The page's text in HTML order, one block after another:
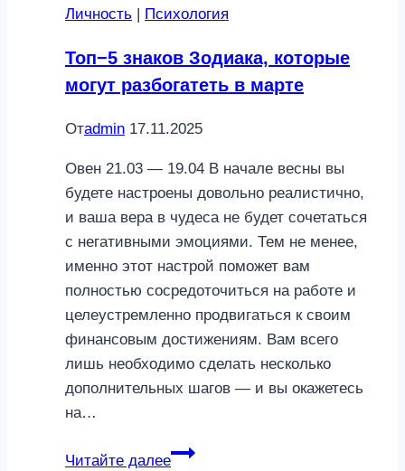
Личность Психология
Топ−5 знаков Зодиака, которые
могут разбогатеть в марте
Отadmin 17.11.2025
Овен 21.03 — 19.04 В начале весны вы
будете настроены довольно реалистично,
и ваша вера в чудеса не будет сочетаться
с негативными эмоциями. Тем не менее,
именно этот настрой поможет вам
полностью сосредоточиться на работе и
целеустремленно продвигаться к своим
финансовым достижениям. Вам всего
лишь необходимо сделать несколько
дополнительных шагов — и вы окажетесь
на…
Читайте далее
Топ−5